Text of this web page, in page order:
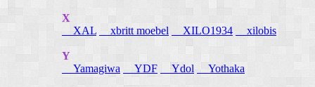
X
XAL
xbritt moebel XILO1934 xilobis
Y
Yamagiwa
YDF Ydol Yothaka